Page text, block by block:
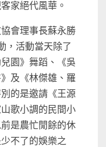
家絕代風華。
會理事長蘇永勝
，活動當天除了
園》舞蹈、《吳
及《林傑雄、羅
的是邀請《王源
歌小調的民間小
是農忙閒餘的休
不了的娛樂之